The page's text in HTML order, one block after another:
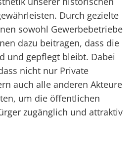
Durch gezielte
sowohl Gewerbebetriebe
dazu beitragen, dass die
und gepflegt bleibt. Dabei
nicht nur Private
auch alle anderen Akteure
um die öffentlichen
zugänglich und attraktiv